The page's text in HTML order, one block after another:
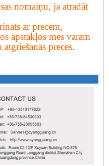
nomaiņu, ja atradāt
ar precēm,
apstākļos mēs varam
preces.